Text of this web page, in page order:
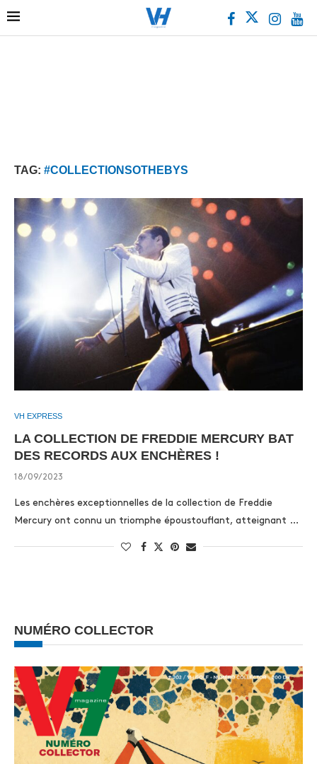
TAG: #COLLECTIONSOTHEBYS
VH EXPRESS
LA COLLECTION DE FREDDIE MERCURY BAT
DES RECORDS AUX ENCHÈRES !
18/09/2023
Les enchères exceptionnelles de la collection de Freddie
Mercury ont connu un triomphe époustouflant, atteignant …
NUMÉRO COLLECTOR